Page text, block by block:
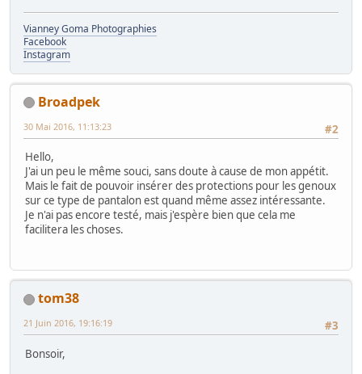
Vianney Goma Photographies
Facebook
Instagram
Broadpek
#2
30 Mai 2016, 11:13:23
Hello,
J'ai un peu le même souci, sans doute à cause de mon appétit.
Mais le fait de pouvoir insérer des protections pour les genoux
sur ce type de pantalon est quand même assez intéressante.
Je n'ai pas encore testé, mais j'espère bien que cela me
facilitera les choses.
tom38
#3
21 Juin 2016, 19:16:19
Bonsoir,